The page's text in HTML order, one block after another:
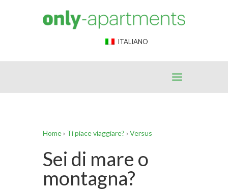
ITALIANO
Home› Ti piace viaggiare? › Versus
Sei di mare o
montagna?